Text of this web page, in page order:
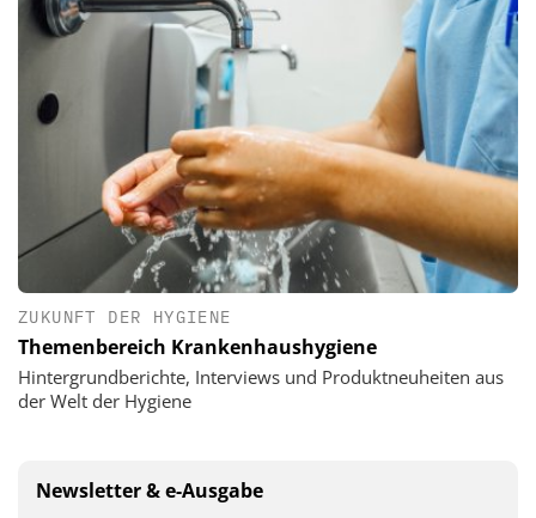
ZUKUNFT DER HYGIENE
Themenbereich Krankenhaushygiene
Hintergrundberichte, Interviews und Produktneuheiten aus
der Welt der Hygiene
Newsletter & e-Ausgabe